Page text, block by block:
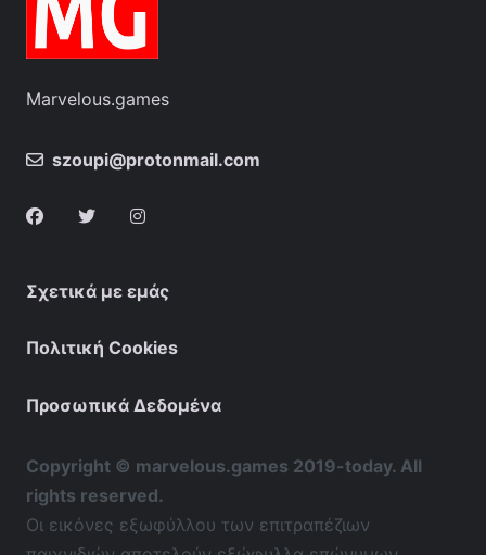
Marvelous.games
szoupi@protonmail.com
Σχετικά με εμάς
Πολιτική Cookies
Προσωπικά Δεδομένα
Copyright © marvelous.games 2019-today. All
rights reserved.
Οι εικόνες εξωφύλλου των επιτραπέζιων